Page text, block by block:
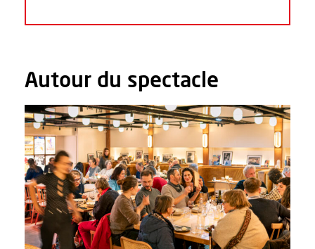
Autour du spectacle